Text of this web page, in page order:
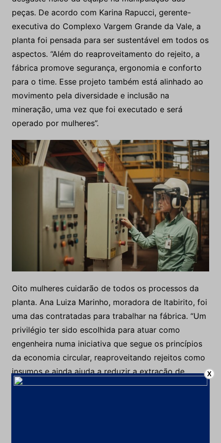
Além de ser construído conforme as normas de
segurança e saúde ocupacional, todo o sistema de
produção da fábrica é automatizado, evitando o
desgaste físico da equipe na manipulação das
peças. De acordo com Karina Rapucci, gerente-
executiva do Complexo Vargem Grande da Vale, a
planta foi pensada para ser sustentável em todos os
aspectos. “Além do reaproveitamento do rejeito, a
fábrica promove segurança, ergonomia e conforto
para o time. Esse projeto também está alinhado ao
movimento pela diversidade e inclusão na
mineração, uma vez que foi executado e será
operado por mulheres”.
Oito mulheres cuidarão de todos os processos da
planta. Ana Luiza Marinho, moradora de Itabirito, foi
uma das contratadas para trabalhar na fábrica. “Um
privilégio ter sido escolhida para atuar como
X